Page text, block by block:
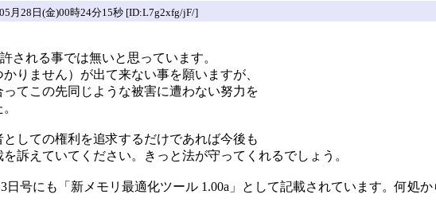
月28日(金)00時24分15秒 [ID:L7g2xfg/jF/]
される事では無いと思っています。
りません）が出て来ない事を願いますが、
てこの先同じような被害に遭わない努力を
しての権利を追求するだけであれば今後も
訴えていてください。きっと法が守ってくれるでしょう。
号にも「新メモリ最適化ツール 1.00a」として記載されています。何処か